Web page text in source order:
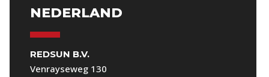
NEDERLAND
REDSUN B.V.
Venrayseweg 130